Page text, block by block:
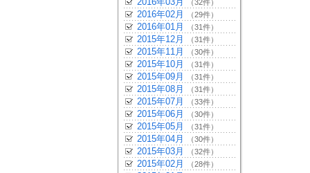
（32件）
2016年02月 （29件）
2016年01月 （31件）
2015年12月 （31件）
2015年11月 （30件）
2015年10月 （31件）
2015年09月 （31件）
2015年08月 （31件）
2015年07月 （33件）
2015年06月 （30件）
2015年05月 （31件）
2015年04月 （30件）
2015年03月 （32件）
2015年02月 （28件）